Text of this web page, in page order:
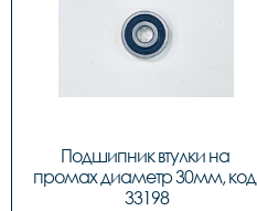
Подшипник втулки на
промах диаметр 30мм, код
33198